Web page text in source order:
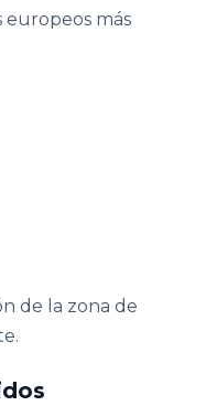
europeos más
de la zona de